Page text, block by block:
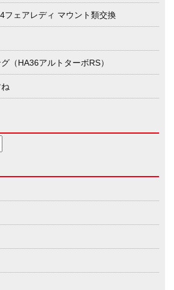
ェアレディ マウント類交換
（HA36アルトターボRS）